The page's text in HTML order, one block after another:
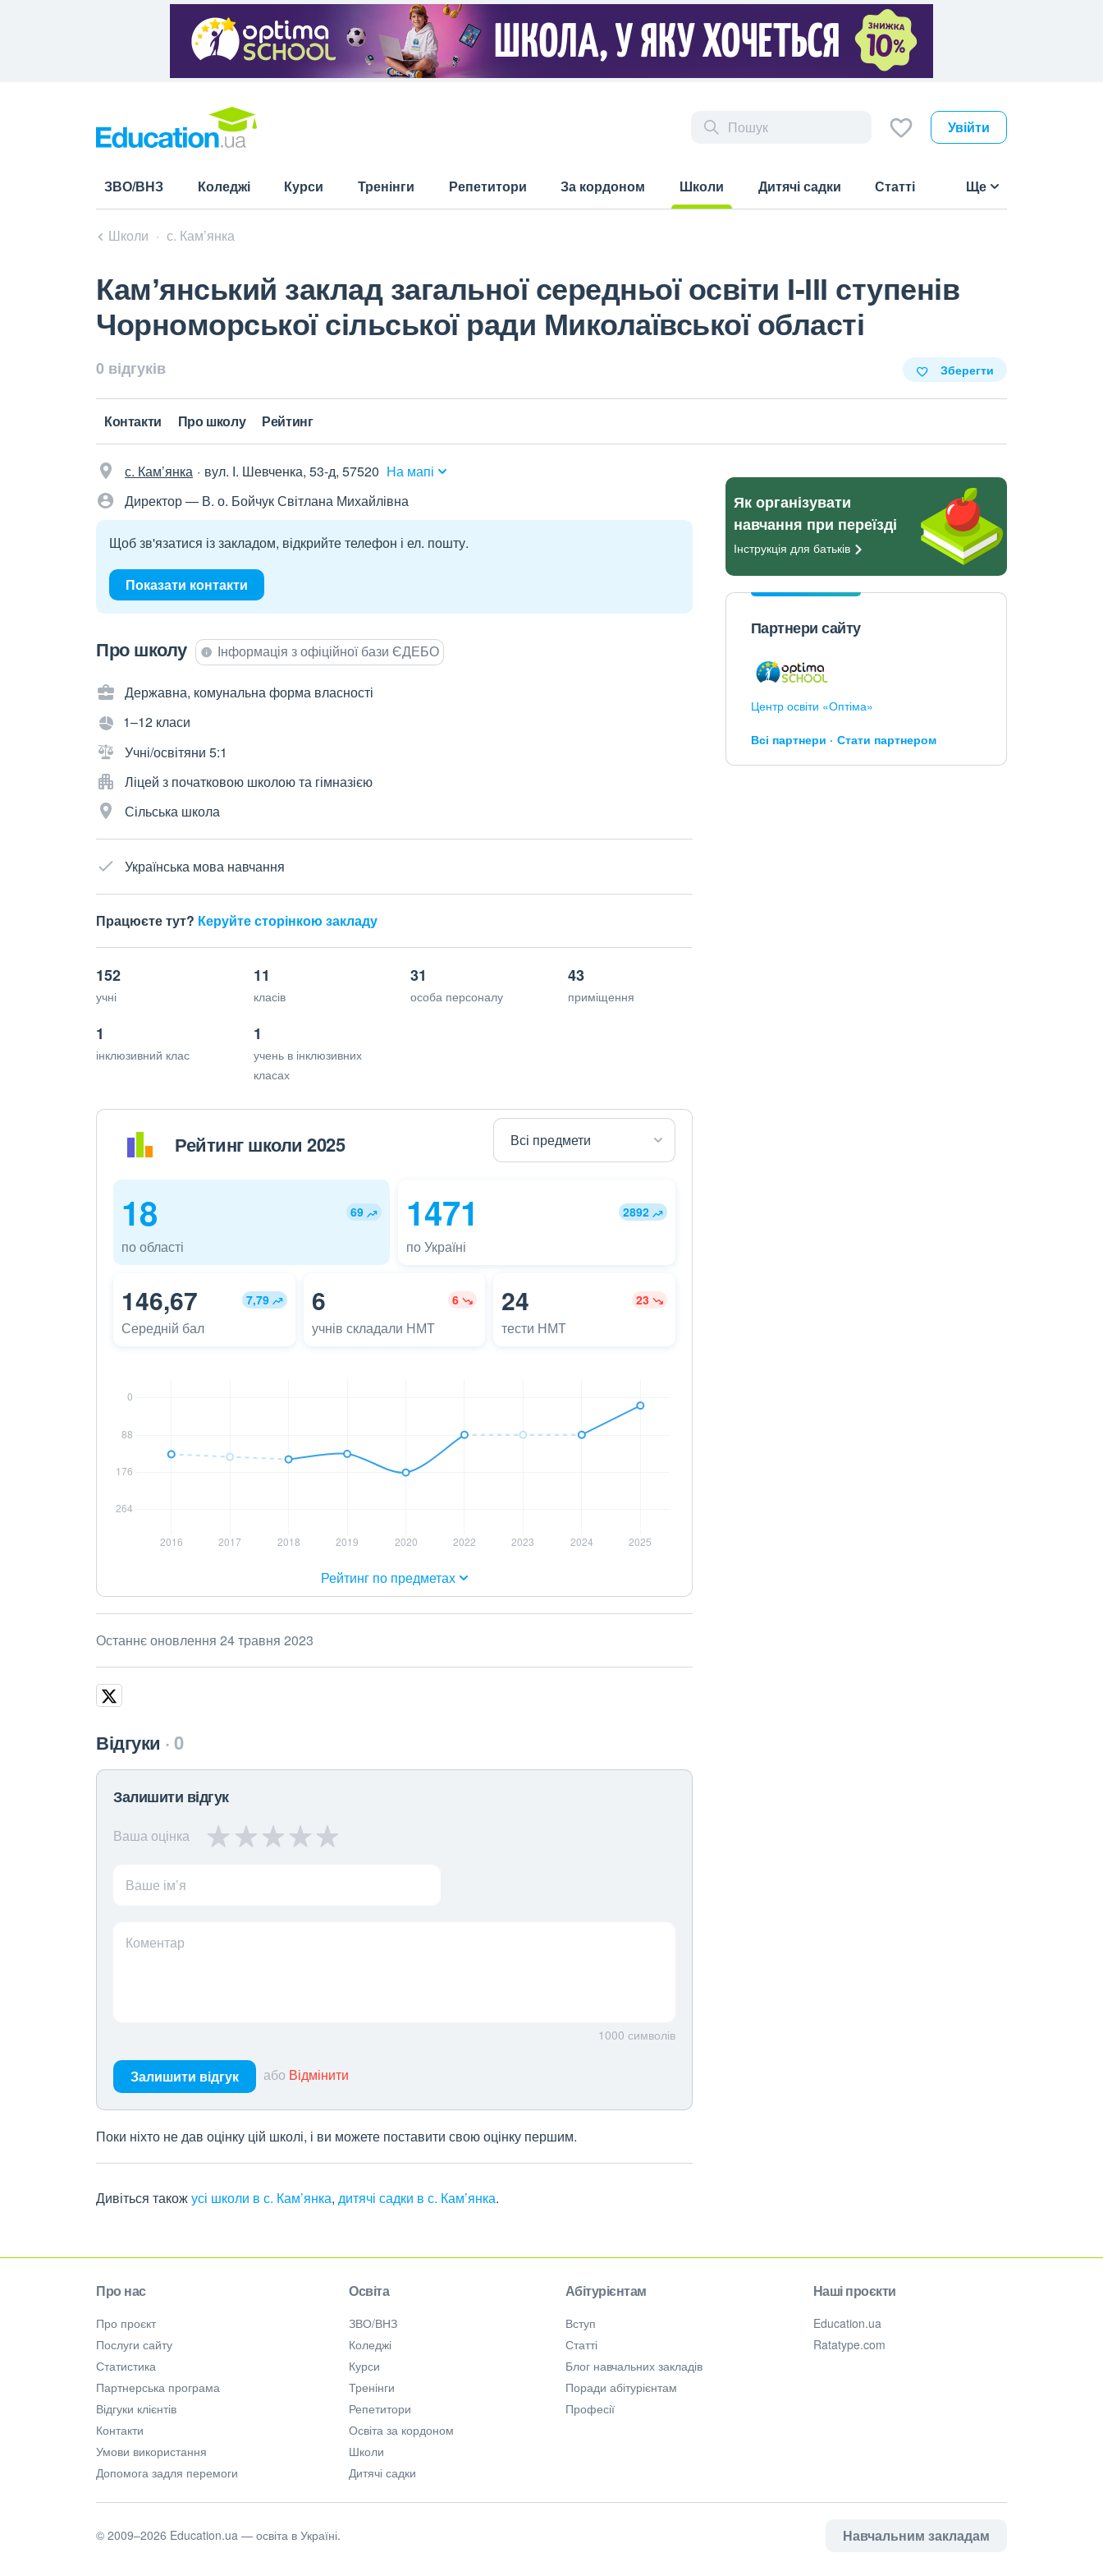
Увійти
ЗВО/ВНЗ Коледжі Курси Тренінги Репетитори За кордоном
Школи
Дитячі садки Статті Ще
Школи с. Кам’янка
Камʼянський заклад загальної середньої освіти І-ІІІ ступенів
Чорноморської сільської ради Миколаївської області
0 відгуків Зберегти
Контакти Про школу Рейтинг
с. Кам’янка вул. І. Шевченка, 53-д, 57520 На мапі
Директор — В. о. Бойчук Світлана Михайлівна
Щоб зв'язатися із закладом, відкрийте телефон і ел. пошту.
Показати контакти
Про школу Інформація з офіційної бази ЄДЕБО
Державна, комунальна форма власності
1–12 класи
Учні/освітяни 5:1
Ліцей з початковою школою та гімназією
Сільська школа
Українська мова навчання
Працюєте тут? Керуйте сторінкою закладу
152
учні
11
класів
31
особа персоналу
43
приміщення
1
інклюзивний клас
1
учень в інклюзивних
класах
Рейтинг школи 2025
18 69
по області
1471 2892
по Україні
146,67 7,79
Середній бал
6 6
учнів складали НМТ
24 23
тести НМТ
Рейтинг по предметах
Останнє оновлення 24 травня 2023
Відгуки 0
Залишити відгук
Ваша оцінка
Ваше ім’я
Коментар
1000 символів
Залишити відгук або Відмінити
Поки ніхто не дав оцінку цій школі, і ви можете поставити свою оцінку першим.
Дивіться такожусі школи в с. Кам’янка, дитячі садки в с. Кам’янка.
Як організувати
навчання при переїзді
Інструкція для батьків
Партнери сайту
Центр освіти «Оптіма»
Всі партнери Стати партнером
Про нас
Про проєкт
Послуги сайту
Статистика
Партнерська програма
Відгуки клієнтів
Контакти
Умови використання
Допомога задля перемоги
Освіта
ЗВО/ВНЗ
Коледжі
Курси
Тренінги
Репетитори
Освіта за кордоном
Школи
Дитячі садки
Абітурієнтам
Вступ
Статті
Блог навчальних закладів
Поради абітурієнтам
Професії
Наші проєкти
Education.ua
Ratatype.com
Навчальним закладам
© 2009–2026 Education.ua — освіта в Україні.